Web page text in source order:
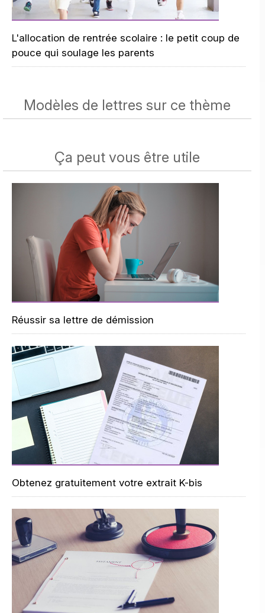
L'allocation de rentrée scolaire : le petit coup de
pouce qui soulage les parents
Modèles de lettres sur ce thème
Ça peut vous être utile
Réussir sa lettre de démission
Obtenez gratuitement votre extrait K-bis